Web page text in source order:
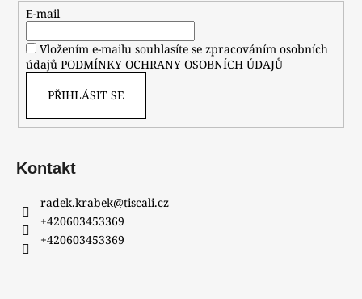
E-mail
Vložením e-mailu souhlasíte se zpracováním osobních
údajů PODMÍNKY OCHRANY OSOBNÍCH ÚDAJŮ
PŘIHLÁSIT SE
Kontakt
radek.krabek@tiscali.cz
+420603453369
+420603453369